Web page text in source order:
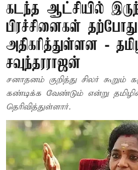
கடந்த ஆட்சியில்
பிரச்சினைகள் தற்போது
அதிகரித்துள்ளன -
சவுந்தரராஜன்
சனாதனம் குறித்து சிலர் கூறும்
கண்டிக்க வேண்டும் என்று
தெரிவித்துள்ளார்.